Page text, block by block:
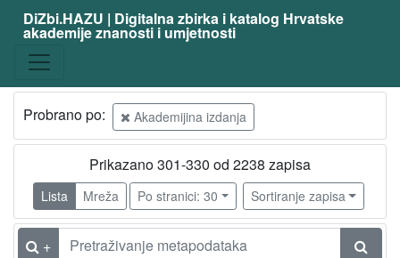
DiZbi.HAZU | Digitalna zbirka i katalog Hrvatske
akademije znanosti i umjetnosti
Probrano po: Akademijina izdanja
Prikazano 301-330 od 2238 zapisa
Lista Mreža Po stranici: 30 Sortiranje zapisa
+